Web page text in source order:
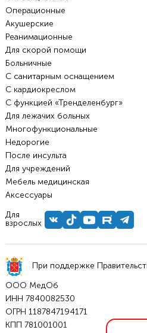
Операционные
Акушерские
Реанимационные
Для скорой помощи
Больничные
С санитарным оснащением
С кардиокреслом
С функцией «Тренделенбург»
Для лежачих больных
Многофункциональные
Недорогие
После инсульта
Для учреждений
Мебель медицинская
Аксессуары
Для
взрослых
При поддержке
ООО МедОб
ИНН 7840082530
ОГРН 1187847194171
КПП 781001001